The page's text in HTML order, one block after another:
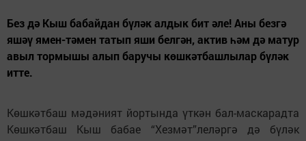
Без дә Кыш бабайдан бүләк алдык бит әле! Аны безгә
яшәү ямен-тәмен татып яши белгән, актив һәм дә матур
авыл тормышы алып баручы көшкәтбашлылар бүләк
итте.
Көшкәтбаш мәдәният йортында үткән бал-маскарадта
Көшкәтбаш Кыш бабае “Хезмәт”леләргә дә бүләк